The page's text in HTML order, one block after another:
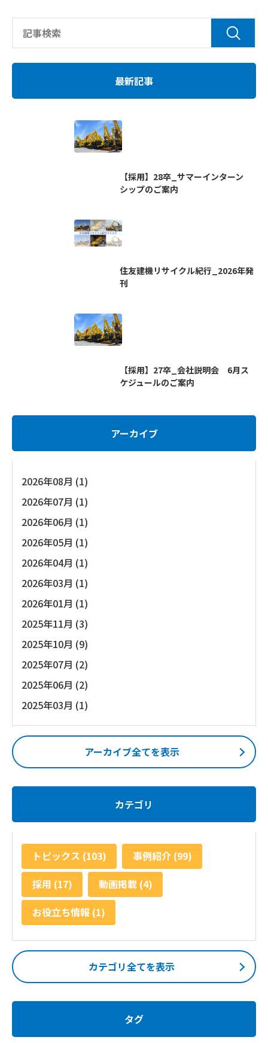
最新記事
【採用】28卒_サマーインターン
シップのご案内
住友建機リサイクル紀行_2026年発
刊
【採用】27卒_会社説明会 6月ス
ケジュールのご案内
アーカイブ
2026年08月 (1)
2026年07月 (1)
2026年06月 (1)
2026年05月 (1)
2026年04月 (1)
2026年03月 (1)
2026年01月 (1)
2025年11月 (3)
2025年10月 (9)
2025年07月 (2)
2025年06月 (2)
2025年03月 (1)
アーカイブ全てを表示
カテゴリ
トピックス (103)
事例紹介 (99)
採用 (17)
動画掲載 (4)
お役立ち情報 (1)
カテゴリ全てを表示
タグ